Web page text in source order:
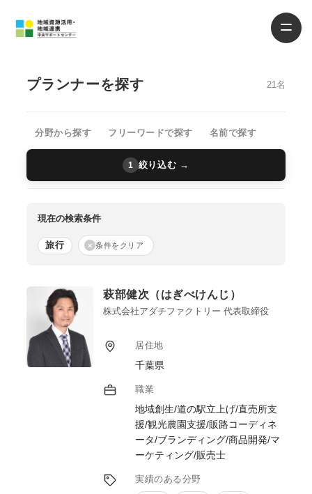
プランナーを探す 21名
分野から探す フリーワードで探す 名前で探す
1 絞り込む →
現在の検索条件
旅行 × 条件をクリア
萩部健次（はぎべけんじ）
株式会社アダチファクトリー 代表取締役
居住地
千葉県
職業
地域創生/道の駅立上げ/直売所支
援/観光農園支援/販路コーディネ
ータ/ブランディング/商品開発/マ
ーケティング/販売士
実績のある分野